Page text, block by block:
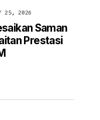
Saman
Prestasi
25, 2026